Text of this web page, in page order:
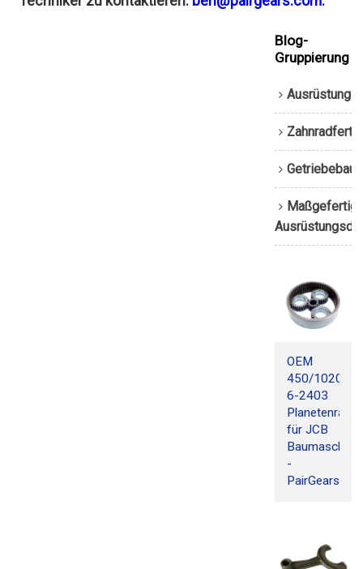
Blog-
Gruppierung
Getriebebau
OEM
450/10205-
6-2403
für JCB
-
PairGears